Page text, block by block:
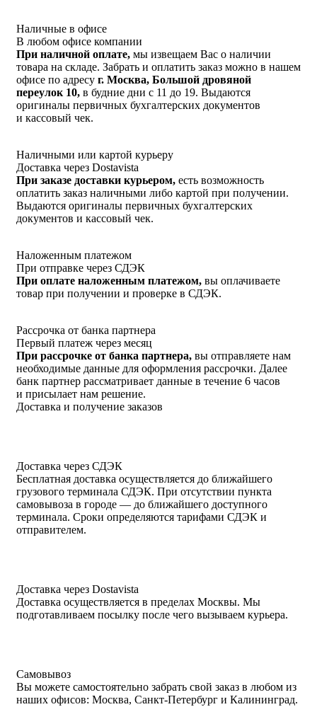
Наличные в офисе
В любом офисе компании
При наличной оплате, мы извещаем Вас о наличии
товара на складе. Забрать и оплатить заказ можно в нашем
офисе по адресу г. Москва, Большой дровяной
переулок 10, в будние дни с 11 до 19. Выдаются
оригиналы первичных бухгалтерских документов
и кассовый чек.
Наличными или картой курьеру
Доставка через Dostavista
При заказе доставки курьером, есть возможность
оплатить заказ наличными либо картой при получении.
Выдаются оригиналы первичных бухгалтерских
документов и кассовый чек.
Наложенным платежом
При отправке через СДЭК
При оплате наложенным платежом, вы оплачиваете
товар при получении и проверке в СДЭК.
Рассрочка от банка партнера
Первый платеж через месяц
При рассрочке от банка партнера, вы отправляете нам
необходимые данные для оформления рассрочки. Далее
банк партнер рассматривает данные в течение 6 часов
и присылает нам решение.
Доставка и получение заказов
Доставка через СДЭК
Бесплатная доставка осуществляется до ближайшего
грузового терминала СДЭК. При отсутствии пункта
самовывоза в городе — до ближайшего доступного
терминала. Сроки определяются тарифами СДЭК и
отправителем.
Доставка через Dostavista
Доставка осуществляется в пределах Москвы. Мы
подготавливаем посылку после чего вызываем курьера.
Самовывоз
Вы можете самостоятельно забрать свой заказ в любом из
наших офисов: Москва, Санкт-Петербург и Калининград.